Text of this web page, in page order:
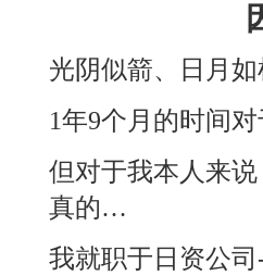
光阴似箭、日月如
1年9个月的时间
但对于我本人来
真的…
我就职于日资公